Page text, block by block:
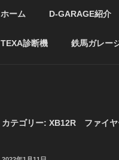
ホーム D-GARAGE紹介
TEXA診断機 鉄馬ガレー
カテゴリー: XB12R ファイヤ
投